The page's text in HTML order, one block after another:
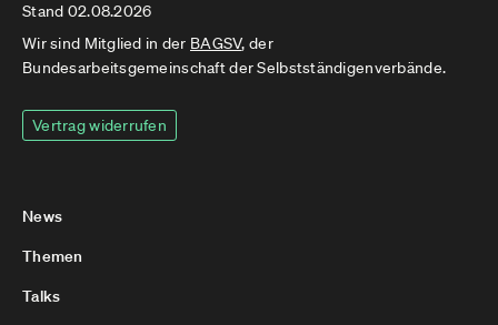
Stand 02.08.2026
Wir sind Mitglied in der BAGSV, der
Bundesarbeitsgemeinschaft der Selbstständigenverbände.
Vertrag widerrufen
News
Themen
Talks